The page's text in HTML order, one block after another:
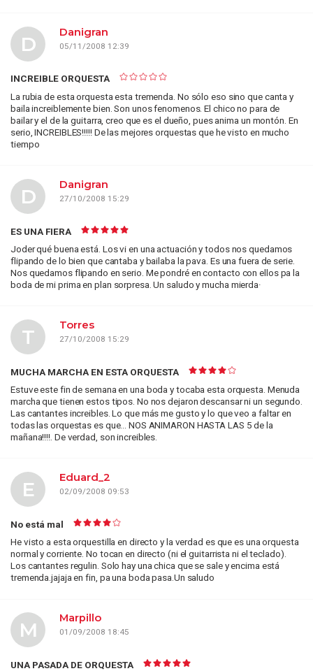
Danigran
05/11/2008 12:39
D
INCREIBLE ORQUESTA
La rubia de esta orquesta esta tremenda. No sólo eso sino que canta y
baila increiblemente bien. Son unos fenomenos. El chico no para de
bailar y el de la guitarra, creo que es el dueño, pues anima un montón. En
serio, INCREIBLES!!!!! De las mejores orquestas que he visto en mucho
tiempo
Danigran
27/10/2008 15:29
D
ES UNA FIERA
Joder qué buena está. Los vi en una actuación y todos nos quedamos
flipando de lo bien que cantaba y bailaba la pava. Es una fuera de serie.
Nos quedamos flipando en serio. Me pondré en contacto con ellos pa la
boda de mi prima en plan sorpresa. Un saludo y mucha mierda·
Torres
27/10/2008 15:29
T
MUCHA MARCHA EN ESTA ORQUESTA
Estuve este fin de semana en una boda y tocaba esta orquesta. Menuda
marcha que tienen estos tipos. No nos dejaron descansar ni un segundo.
Las cantantes increibles. Lo que más me gusto y lo que veo a faltar en
todas las orquestas es que... NOS ANIMARON HASTA LAS 5 de la
mañana!!!!. De verdad, son increibles.
Eduard_2
02/09/2008 09:53
E
No está mal
He visto a esta orquestilla en directo y la verdad es que es una orquesta
normal y corriente. No tocan en directo (ni el guitarrista ni el teclado).
Los cantantes regulin. Solo hay una chica que se sale y encima está
tremenda.jajaja en fin, pa una boda pasa.Un saludo
Marpillo
01/09/2008 18:45
M
UNA PASADA DE ORQUESTA